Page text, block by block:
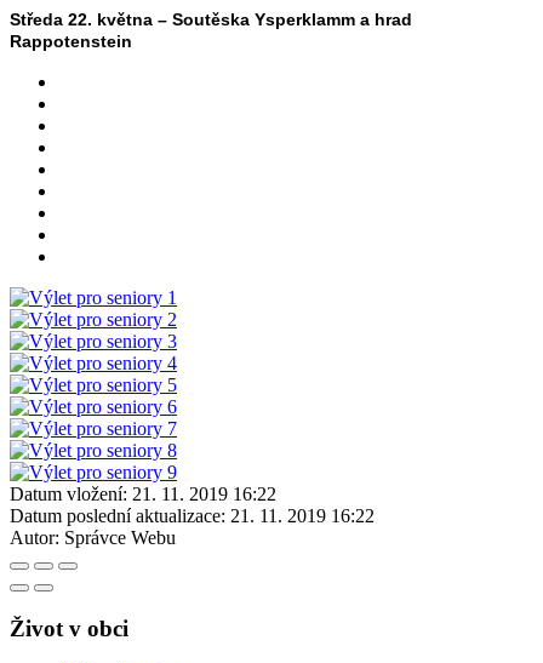
Středa 22. května – Soutěska Ysperklamm a hrad
Rappotenstein
Datum vložení: 21. 11. 2019 16:22
Datum poslední aktualizace: 21. 11. 2019 16:22
Autor: Správce Webu
Život v obci